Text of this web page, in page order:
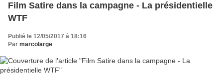
Film Satire dans la campagne - La présidentielle
WTF
Publié le 12/05/2017 à 18:16
Par marcolarge